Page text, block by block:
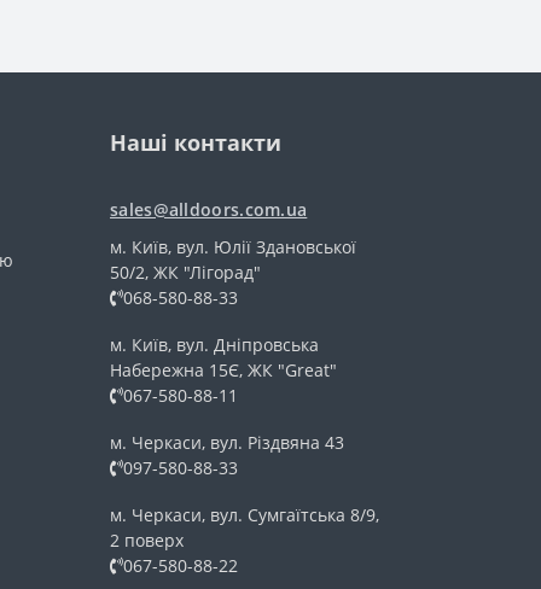
Наші контакти
sales@alldoors.com.ua
м. Київ, вул. Юлії Здановської
50/2, ЖК "Лігорад"
068-580-88-33
м. Київ, вул. Дніпровська
Набережна 15Є, ЖК "Great"
067-580-88-11
м. Черкаси, вул. Різдвяна 43
097-580-88-33
м. Черкаси, вул. Сумгаїтська 8/9,
2 поверх
067-580-88-22